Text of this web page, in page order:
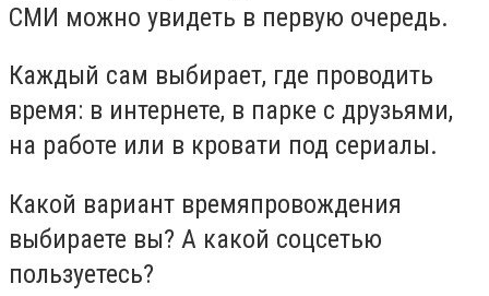
СМИ можно увидеть в первую очередь.
Каждый сам выбирает, где проводить
время: в интернете, в парке с друзьями,
на работе или в кровати под сериалы.
Какой вариант времяпровождения
выбираете вы? А какой соцсетью
пользуетесь?